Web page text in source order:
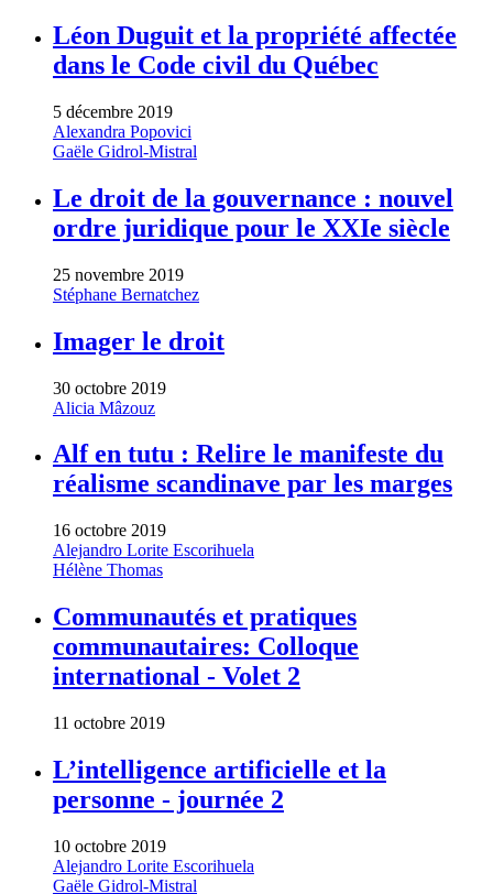
Léon Duguit et la propriété affectée
dans le Code civil du Québec
5 décembre 2019
Alexandra Popovici
Gaële Gidrol-Mistral
Le droit de la gouvernance : nouvel
ordre juridique pour le XXIe siècle
25 novembre 2019
Stéphane Bernatchez
Imager le droit
30 octobre 2019
Alicia Mâzouz
Alf en tutu : Relire le manifeste du
réalisme scandinave par les marges
16 octobre 2019
Alejandro Lorite Escorihuela
Hélène Thomas
Communautés et pratiques
communautaires: Colloque
international - Volet 2
11 octobre 2019
L’intelligence artificielle et la
personne - journée 2
10 octobre 2019
Alejandro Lorite Escorihuela
Gaële Gidrol-Mistral